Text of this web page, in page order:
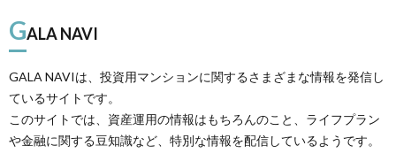
GALA NAVI
GALA NAVIは、投資用マンションに関するさまざまな情報を発信し
ているサイトです。
このサイトでは、資産運用の情報はもちろんのこと、ライフプラン
や金融に関する豆知識など、特別な情報を配信しているようです。